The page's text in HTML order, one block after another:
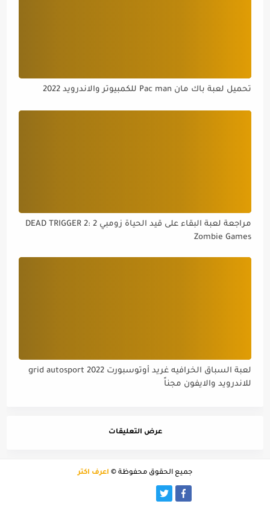
تحميل لعبة باك مان Pac man للكمبيوتر والاندرويد 2022
مراجعة لعبة البقاء على قيد الحياة زومبي 2 DEAD TRIGGER 2:
Zombie Games
لعبة السباق الخرافيه غريد أوتوسبورت grid autosport 2022
للاندرويد والايفون مجناً
عرض التعليقات
جميع الحقوق محفوظة © أعرف اكثر